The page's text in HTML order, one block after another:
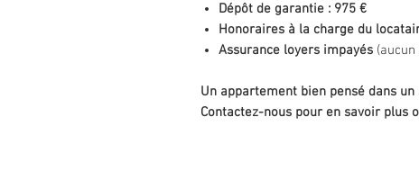
Dépôt de garantie : 975 €
Honoraires à la charge du
Assurance loyers impayés
Un appartement bien pensé dans
Contactez-nous pour en savoir plus